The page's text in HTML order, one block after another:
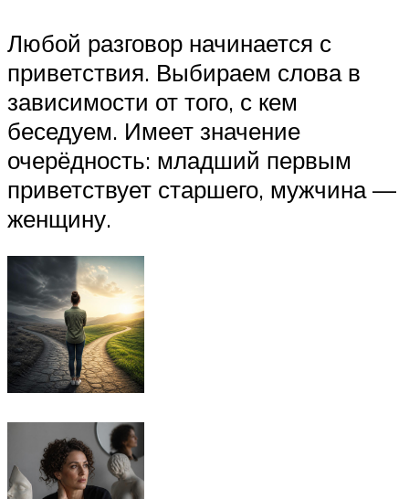
Любой разговор начинается с
приветствия. Выбираем слова в
зависимости от того, с кем
беседуем. Имеет значение
очерёдность: младший первым
приветствует старшего, мужчина —
женщину.